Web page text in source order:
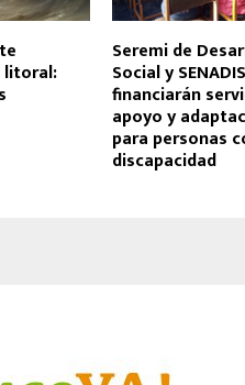
litoral:
Seremi de
Social y SENADIS
financiarán
apoyo y
para personas
discapacidad